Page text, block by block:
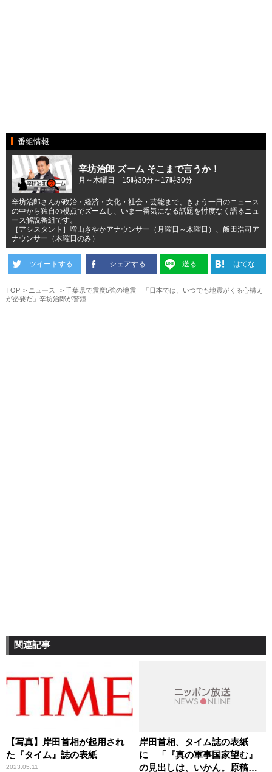
番組情報
辛坊治郎 ズーム そこまで言うか！
月～木曜日 15時30分～17時30分
辛坊治郎さんが政治・経済・文化・社会・芸能まで、きょう一日のニュース
の中から独自の視点でズームし、いま一番気になる話題を忖度なく語るニュ
ース解説番組です。
［アシスタント］増山さやかアナウンサー（月曜日～木曜日）、飯田浩司ア
ナウンサー（木曜日のみ）
ツイートする シェアする 送る はてな
TOP ニュース
千葉県で震度5強の地震 「日本では、いつでも地震がくる心構え
が必要だ」辛坊治郎が警鐘
関連記事
【写真】岸田首相が起用され
た『タイム』誌の表紙
2023.05.11
岸田首相、タイム誌の表紙
に 「『真の軍事国家望む』
の見出しは、いかん。原稿チ